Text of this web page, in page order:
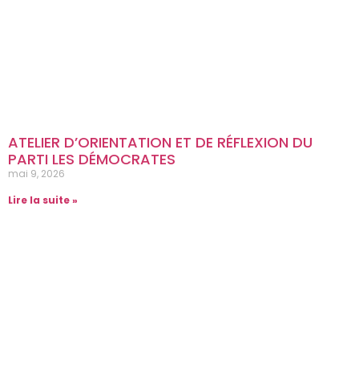
ATELIER D’ORIENTATION ET DE RÉFLEXION DU
PARTI LES DÉMOCRATES
mai 9, 2026
Lire la suite »